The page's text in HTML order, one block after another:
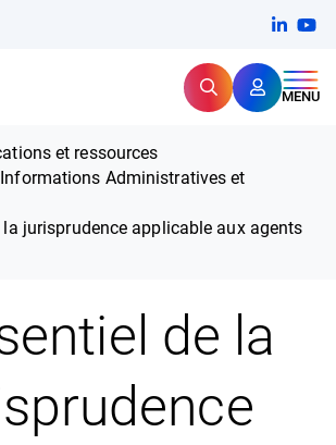
RechercherMENU
Expertise et proximité pour
et ressources
Administratives et
la jurisprudence applicable aux agents
de la